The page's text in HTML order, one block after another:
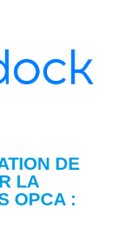
DE
LA
OPCA :